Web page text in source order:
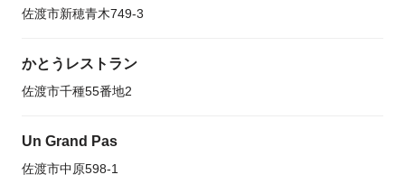
佐渡市新穂青木749-3
かとうレストラン
佐渡市千種55番地2
Un Grand Pas
佐渡市中原598-1